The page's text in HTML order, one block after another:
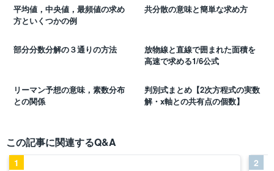
平均値，中央値，最頻値の求め
方といくつかの例
共分散の意味と簡単な求め方
部分分数分解の３通りの方法
放物線と直線で囲まれた面積を
高速で求める1/6公式
リーマン予想の意味，素数分布
との関係
判別式まとめ【2次方程式の実数
解・x軸との共有点の個数】
この記事に関連するQ&A
1 2